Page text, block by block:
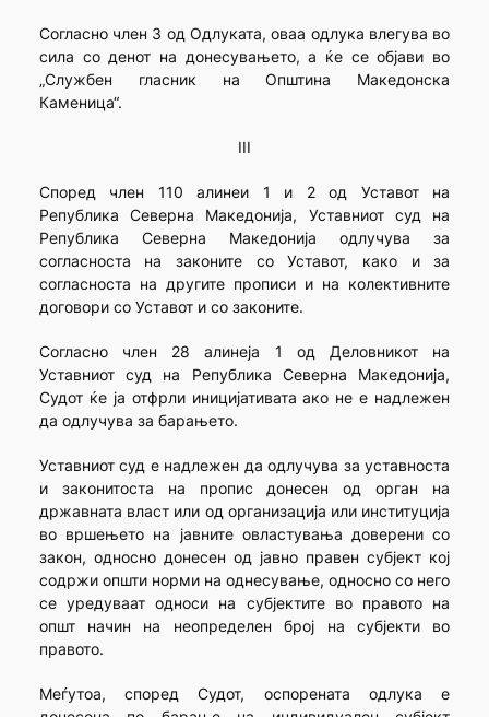
Согласно член 3 од Одлуката, оваа одлука влегува во
сила со денот на донесувањето, а ќе се објави во
„Службен гласник на Општина Македонска
Каменица“.
III
Според член 110 алинеи 1 и 2 од Уставот на
Република Северна Македонија, Уставниот суд на
Република Северна Македонија одлучува за
согласноста на законите со Уставот, како и за
согласноста на другите прописи и на колективните
договори со Уставот и со законите.
Согласно член 28 алинеја 1 од Деловникот на
Уставниот суд на Република Северна Македонија,
Судот ќе ја отфрли иницијативата ако не е надлежен
да одлучува за барањето.
Уставниот суд е надлежен да одлучува за уставноста
и законитоста на пропис донесен од орган на
државната власт или од организација или институција
во вршењето на јавните овластувања доверени со
закон, односно донесен од јавно правен субјект кој
содржи општи норми на однесување, односно со него
се уредуваат односи на субјектите во правото на
општ начин на неопределен број на субјекти во
правото.
Меѓутоа, според Судот, оспорената одлука е